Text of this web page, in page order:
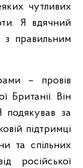
чутливих
Я вдячний
з правильним
– провів
Британії. Він
подякував за
підтримці
та спільних
російської